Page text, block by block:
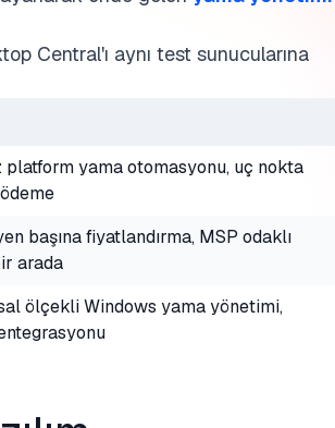
Central'ı aynı test sunucularına
platform yama otomasyonu, uç nokta
başına fiyatlandırma, MSP odaklı
arada
ölçekli Windows yama yönetimi,